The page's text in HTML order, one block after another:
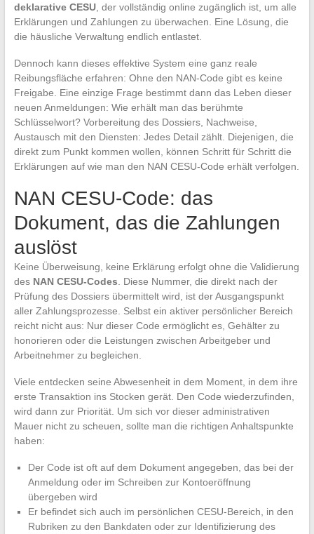
deklarative CESU, der vollständig online zugänglich ist, um alle
Erklärungen und Zahlungen zu überwachen. Eine Lösung, die
die häusliche Verwaltung endlich entlastet.
Dennoch kann dieses effektive System eine ganz reale
Reibungsfläche erfahren: Ohne den NAN-Code gibt es keine
Freigabe. Eine einzige Frage bestimmt dann das Leben dieser
neuen Anmeldungen: Wie erhält man das berühmte
Schlüsselwort? Vorbereitung des Dossiers, Nachweise,
Austausch mit den Diensten: Jedes Detail zählt. Diejenigen, die
direkt zum Punkt kommen wollen, können Schritt für Schritt die
Erklärungen auf wie man den NAN CESU-Code erhält verfolgen.
NAN CESU-Code: das
Dokument, das die Zahlungen
auslöst
Keine Überweisung, keine Erklärung erfolgt ohne die Validierung
des NAN CESU-Codes . Diese Nummer, die direkt nach der
Prüfung des Dossiers übermittelt wird, ist der Ausgangspunkt
aller Zahlungsprozesse. Selbst ein aktiver persönlicher Bereich
reicht nicht aus: Nur dieser Code ermöglicht es, Gehälter zu
honorieren oder die Leistungen zwischen Arbeitgeber und
Arbeitnehmer zu begleichen.
Viele entdecken seine Abwesenheit in dem Moment, in dem ihre
erste Transaktion ins Stocken gerät. Den Code wiederzufinden,
wird dann zur Priorität. Um sich vor dieser administrativen
Mauer nicht zu scheuen, sollte man die richtigen Anhaltspunkte
haben:
Der Code ist oft auf dem Dokument angegeben, das bei der
Anmeldung oder im Schreiben zur Kontoeröffnung
übergeben wird
Er befindet sich auch im persönlichen CESU-Bereich, in den
Rubriken zu den Bankdaten oder zur Identifizierung des